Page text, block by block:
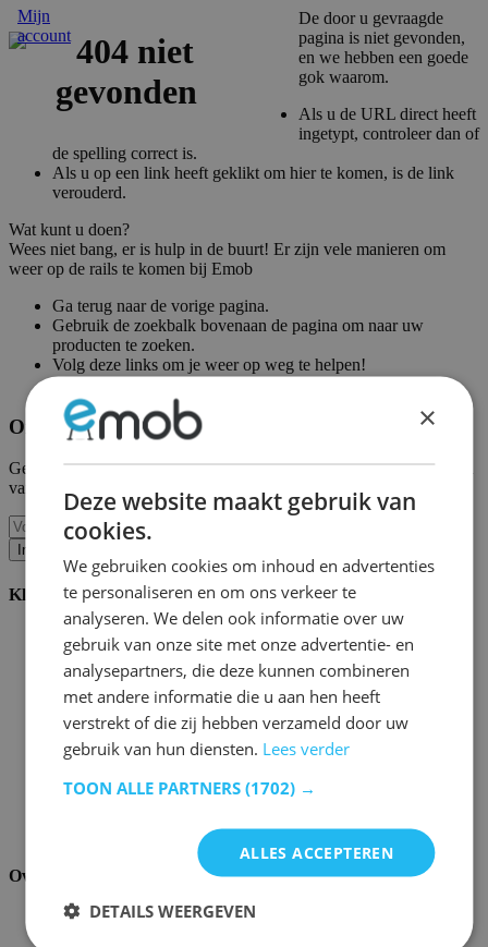
Mijn
account
De door u gevraagde
pagina is niet gevonden,
en we hebben een goede
gok waarom.
Als u de URL direct heeft
ingetypt, controleer dan of
de spelling correct is.
Als u op een link heeft geklikt om hier te komen, is de link
verouderd.
Wat kunt u doen?
Wees niet bang, er is hulp in de buurt! Er zijn vele manieren om
weer op de rails te komen bij Emob
Ga terug naar de vorige pagina.
Gebruik de zoekbalk bovenaan de pagina om naar uw
producten te zoeken.
Volg deze links om je weer op weg te helpen!
Ontvang onze nieuwe collecties en promoties.
Geef ons uw e-mail en u wordt maandelijks op de hoogte gehouden
van de laatste gebeurtenissen.
Inschrijven
Klantenservice
Bestellen bij Emob
Betaalmogelijkheden
Verzending en levering
Service en garantie
Annuleren of retourneren
Klachten
Montagetips
Wachtwoord vergeten?
Palletopslag & Fulfilment
Over ons
Over ons
×
Deze website maakt gebruik van
cookies.
We gebruiken cookies om inhoud en advertenties
te personaliseren en om ons verkeer te
analyseren. We delen ook informatie over uw
gebruik van onze site met onze advertentie- en
analysepartners, die deze kunnen combineren
met andere informatie die u aan hen heeft
verstrekt of die zij hebben verzameld door uw
gebruik van hun diensten. Lees verder
TOON ALLE PARTNERS (1702) →
ALLES ACCEPTEREN
DETAILS WEERGEVEN